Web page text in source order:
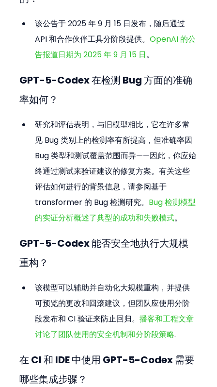
该公告于 2025 年 9 月 15 日发布，随后通过
API 和合作伙伴工具分阶段提供。OpenAI 的公
告报道日期为 2025 年 9 月 15 日。
GPT-5-Codex 在检测 Bug 方面的准确
率如何？
研究和评估表明，与旧模型相比，它在许多常
见 Bug 类别上的检测率有所提高，但准确率因
Bug 类型和测试覆盖范围而异——因此，你应始
终通过测试来验证建议的修复方案。有关这些
评估如何进行的背景信息，请参阅基于
transformer 的 Bug 检测研究。 Bug 检测模型
的实证分析概述了典型的成功和失败模式。
GPT-5-Codex 能否安全地执行大规模
重构？
该模型可以辅助并自动化大规模重构，并提供
可预览的更改和回滚建议，但团队应使用分阶
段发布和 CI 验证来防止回归。播客和工程文章
讨论了团队使用的安全机制和分阶段策略.
在 CI 和 IDE 中使用 GPT-5-Codex 需要
哪些集成步骤？